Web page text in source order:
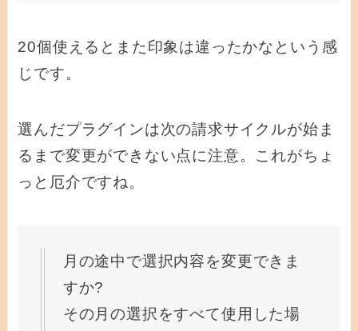
20個使えるとまた印象は違ったかなという感
じです。
選んだプラグインは次の請求サイクルが始ま
るまで変更ができない点に注意。これがちょ
っと厄介ですね。
月の途中で選択内容を変更できま
すか?
その月の選択をすべて使用した場